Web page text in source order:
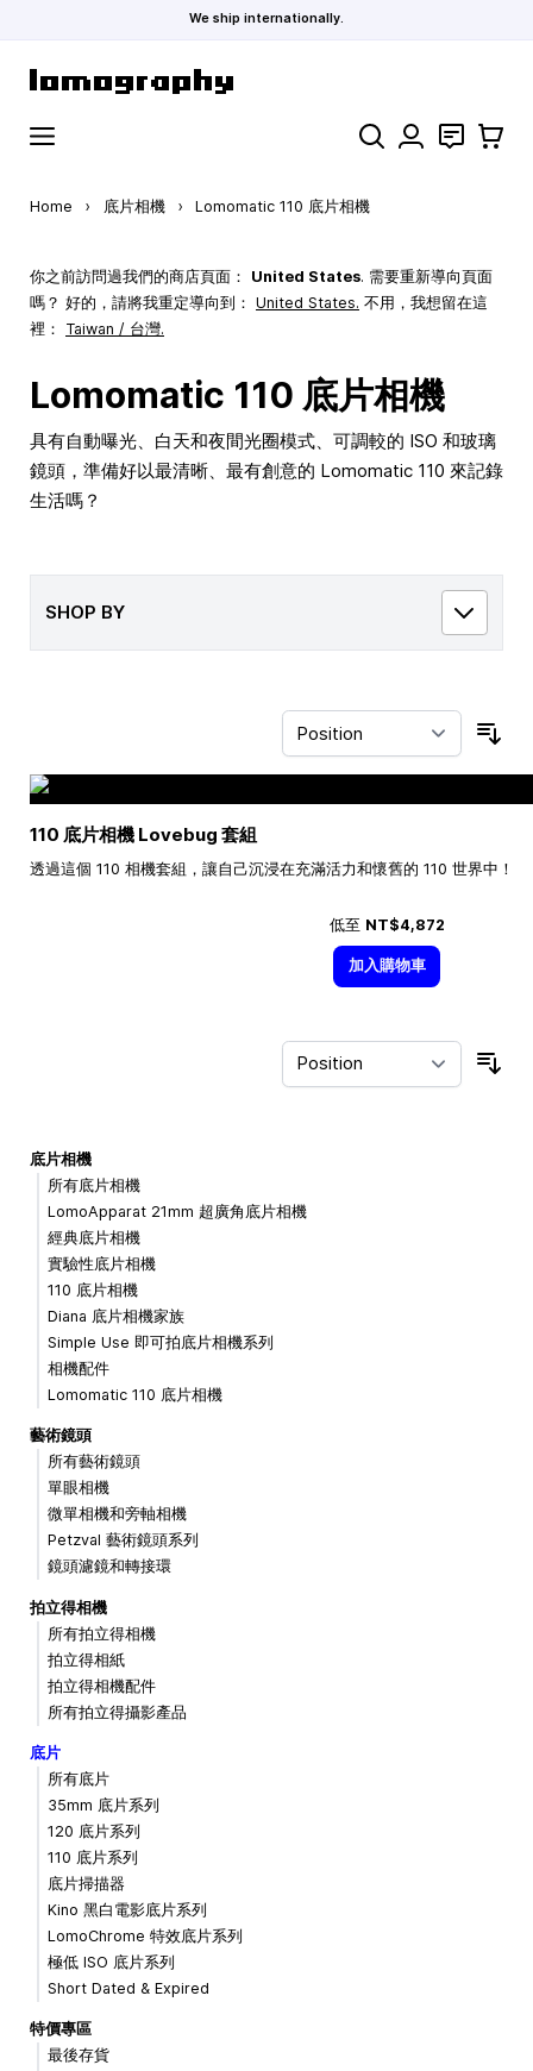
We ship internationally.
Search 聯絡 購物車
Home › 底片相機 › Lomomatic 110 底片相機
你之前訪問過我們的商店頁面： United States. 需要重新導向頁面
嗎？ 好的，請將我重定導向到： United States. 不用，我想留在這
裡： Taiwan / 台灣.
Lomomatic 110 底片相機
具有自動曝光、白天和夜間光圈模式、可調較的 ISO 和玻璃
鏡頭，準備好以最清晰、最有創意的 Lomomatic 110 來記錄
生活嗎？
SHOP BY
110 底片相機 Lovebug 套組
透過這個 110 相機套組，讓自己沉浸在充滿活力和懷舊的 110 世界中！
低至 NT$4,872
加入購物車
底片相機
所有底片相機
LomoApparat 21mm 超廣角底片相機
經典底片相機
實驗性底片相機
110 底片相機
Diana 底片相機家族
Simple Use 即可拍底片相機系列
相機配件
Lomomatic 110 底片相機
藝術鏡頭
所有藝術鏡頭
單眼相機
微單相機和旁軸相機
Petzval 藝術鏡頭系列
鏡頭濾鏡和轉接環
拍立得相機
所有拍立得相機
拍立得相紙
拍立得相機配件
所有拍立得攝影產品
底片
所有底片
35mm 底片系列
120 底片系列
110 底片系列
底片掃描器
Kino 黑白電影底片系列
LomoChrome 特效底片系列
極低 ISO 底片系列
Short Dated & Expired
特價專區
最後存貨